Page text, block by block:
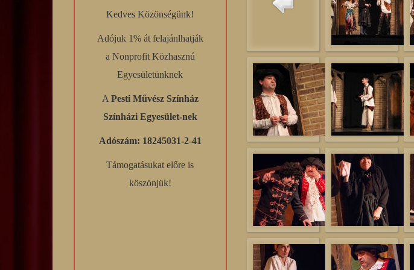
Kedves Közönségünk!
Adójuk 1% át felajánlhatják
a Nonprofit Közhasznú
Egyesületünknek
A Pesti Művész Színház
Színházi Egyesület-nek
Adószám: 18245031-2-41
Támogatásukat előre is
köszönjük!